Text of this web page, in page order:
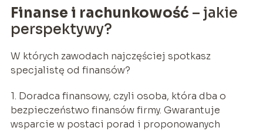
Finanse i rachunkowość – jakie
perspektywy?
W których zawodach najczęściej spotkasz
specjalistę od finansów?
1. Doradca finansowy, czyli osoba, która dba o
bezpieczeństwo finansów firmy. Gwarantuje
wsparcie w postaci porad i proponowanych